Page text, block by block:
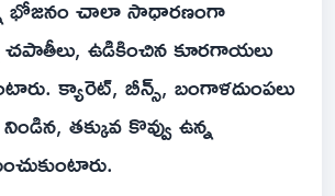
చాలా సాధారణంగా
చపాతీలు, ఉడికించిన కూరగాయలు
క్యారెట్, బీన్స్, బంగాళదుంపలు
తక్కువ కొవ్వు ఉన్న